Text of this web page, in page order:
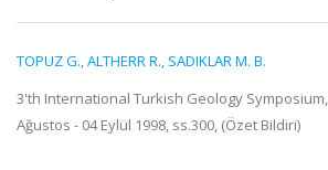
TOPUZ G.,ALTHERR R., SADIKLAR M. B.
3'th International Turkish Geology
Ağustos - 04 Eylül 1998, ss.300, (Özet Bildiri)